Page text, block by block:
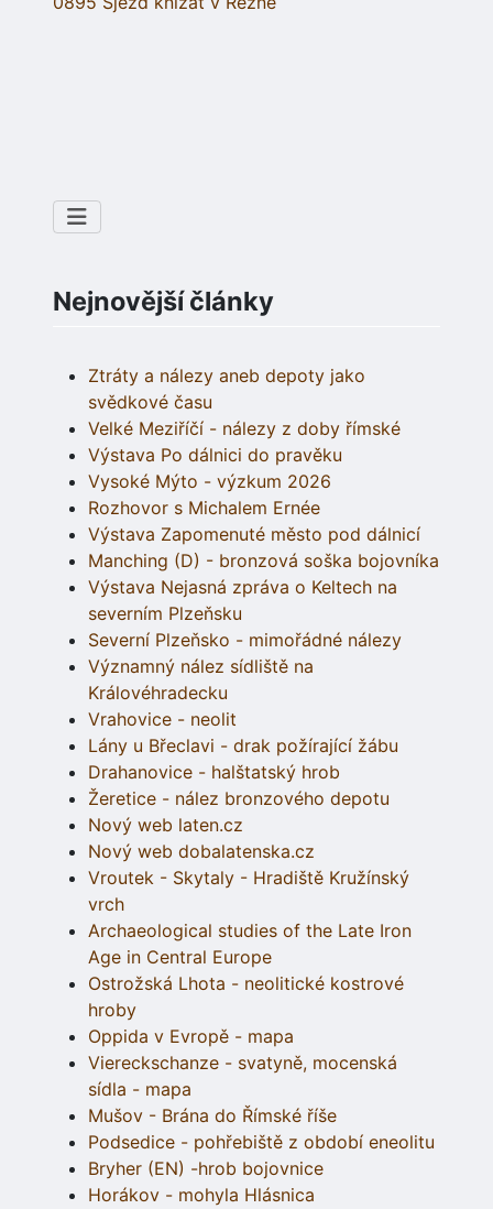
Nejnovější články
Ztráty a nálezy aneb depoty jako
svědkové času
Velké Meziříčí - nálezy z doby římské
Výstava Po dálnici do pravěku
Vysoké Mýto - výzkum 2026
Rozhovor s Michalem Ernée
Výstava Zapomenuté město pod dálnicí
Manching (D) - bronzová soška bojovníka
Výstava Nejasná zpráva o Keltech na
severním Plzeňsku
Severní Plzeňsko - mimořádné nálezy
Významný nález sídliště na
Královéhradecku
Vrahovice - neolit
Lány u Břeclavi - drak požírající žábu
Drahanovice - halštatský hrob
Žeretice - nález bronzového depotu
Nový web laten.cz
Nový web dobalatenska.cz
Vroutek - Skytaly - Hradiště Kružínský
vrch
Archaeological studies of the Late Iron
Age in Central Europe
Ostrožská Lhota - neolitické kostrové
hroby
Oppida v Evropě - mapa
Viereckschanze - svatyně, mocenská
sídla - mapa
Mušov - Brána do Římské říše
Podsedice - pohřebiště z období eneolitu
Bryher (EN) -hrob bojovnice
Horákov - mohyla Hlásnica